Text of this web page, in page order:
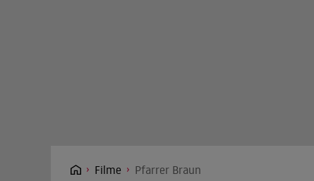
Filme Pfarrer Braun